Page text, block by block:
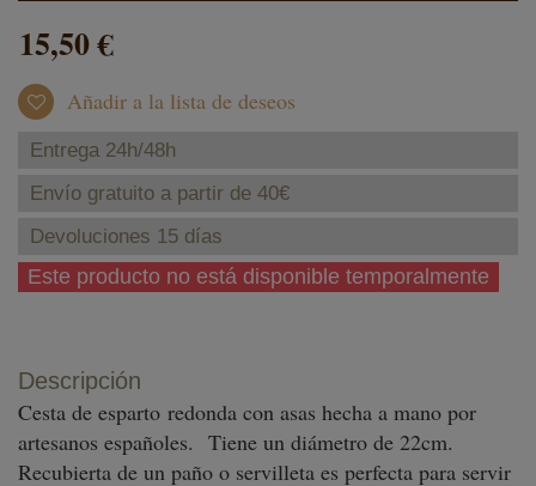
15,50 €
Añadir a la lista de deseos
Entrega 24h/48h
Envío gratuito a partir de 40€
Devoluciones 15 días
Este producto no está disponible temporalmente
Descripción
Cesta de esparto redonda con asas hecha a mano por
artesanos españoles. Tiene un diámetro de 22cm.
Recubierta de un paño o servilleta es perfecta para servir